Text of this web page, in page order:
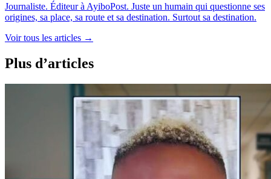
Journaliste. Éditeur à AyiboPost. Juste un humain qui questionne ses
origines, sa place, sa route et sa destination. Surtout sa destination.
Voir tous les articles →
Plus d’articles